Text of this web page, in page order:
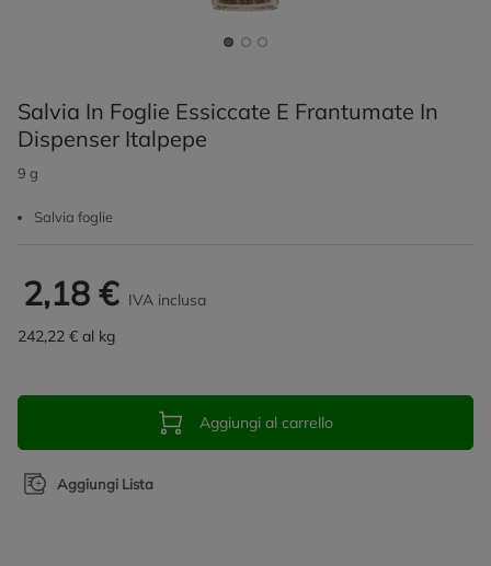
Salvia In Foglie Essiccate E Frantumate In
Dispenser Italpepe
9 g
Salvia foglie
2,18 € IVA inclusa
242,22 € al kg
Aggiungi al carrello
Aggiungi Lista